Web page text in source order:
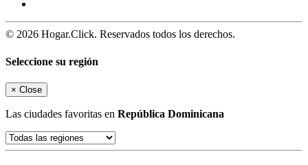
© 2026 Hogar.Click. Reservados todos los derechos.
Seleccione su región
× Close
Las ciudades favoritas en República Dominicana